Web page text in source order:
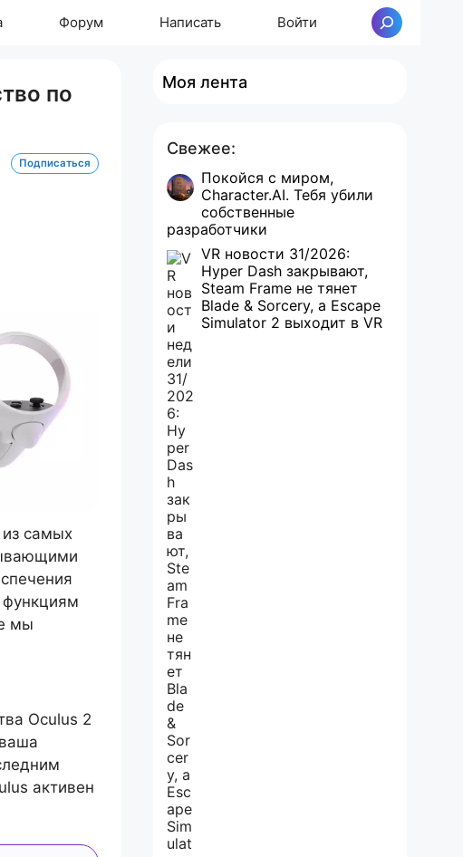
Форум Написать Войти Поиск
по
Подписаться
самых
функциям
мы
Oculus 2
активен
Моя лента
Свежее:
Покойся с миром,
Character.AI. Тебя убили
собственные
разработчики
VR новости 31/2026:
Hyper Dash закрывают,
Steam Frame не тянет
Blade & Sorcery, а Escape
Simulator 2 выходит в VR